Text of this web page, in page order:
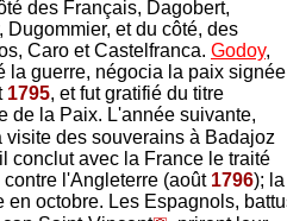
des Français, Dagobert,
Dugommier, et du côté, des
Caro et Castelfranca. Godoy,
la guerre, négocia la paix signée
1795, et fut gratifié du titre
de la Paix. L'année suivante,
visite des souverains à Badajoz
conclut avec la France le traité
l'Angleterre (août 1796); la
en octobre. Les Espagnols,